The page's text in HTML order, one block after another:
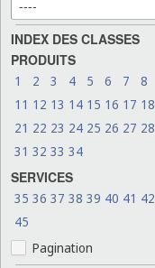
INDEX DES CLASSES
PRODUITS
1 2 3 4 5 6 7 8
11 12 13 14 15 16 17 18
21 22 23 24 25 26 27 28
31 32 33 34
SERVICES
35 36 37 38 39 40 41 42
45
Pagination